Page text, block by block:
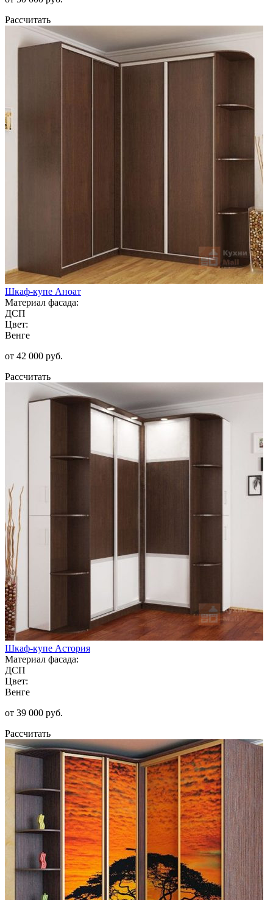
Рассчитать
Шкаф-купе Аноат
Материал фасада:
ДСП
Цвет:
Венге
от 42 000 руб.
Рассчитать
Шкаф-купе Астория
Материал фасада:
ДСП
Цвет:
Венге
от 39 000 руб.
Рассчитать